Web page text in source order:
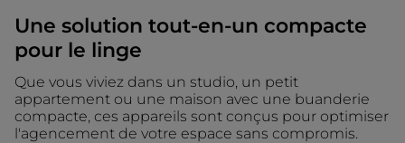
Une solution tout-en-un compacte
pour le linge
Que vous viviez dans un studio, un petit
appartement ou une maison avec une buanderie
compacte, ces appareils sont conçus pour optimiser
l'agencement de votre espace sans compromis.